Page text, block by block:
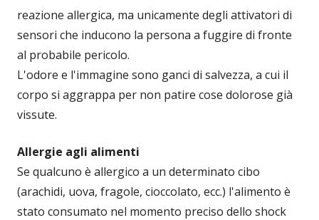
reazione allergica, ma unicamente degli attivatori di
sensori che inducono la persona a fuggire di fronte
al probabile pericolo.
L'odore e l'immagine sono ganci di salvezza, a cui il
corpo si aggrappa per non patire cose dolorose già
vissute.
Allergie agli alimenti
Se qualcuno è allergico a un determinato cibo
(arachidi, uova, fragole, cioccolato, ecc.) l'alimento è
stato consumato nel momento preciso dello shock